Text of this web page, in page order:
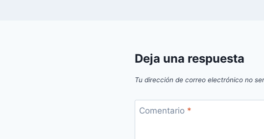
Deja una respuesta
Tu dirección de correo electrónico no
Comentario *